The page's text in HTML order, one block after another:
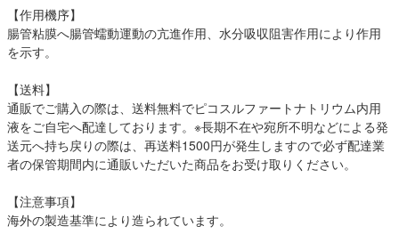
【作用機序】
腸管粘膜へ腸管蠕動運動の亢進作用、水分吸収阻害作用により作用
を示す。
【送料】
通販でご購入の際は、送料無料でピコスルファートナトリウム内用
液をご自宅へ配達しております。※長期不在や宛所不明などによる発
送元へ持ち戻りの際は、再送料1500円が発生しますので必ず配達業
者の保管期間内に通販いただいた商品をお受け取りください。
【注意事項】
海外の製造基準により造られています。